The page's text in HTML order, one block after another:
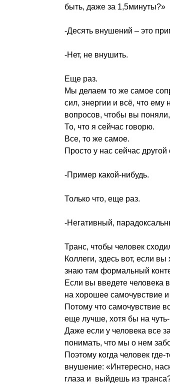
быть, даже за 1,5минуты?»
-Десять внушений – это
-Нет, не внушить.
Еще раз.
Мы делаем то же самое
сил, энергии и всё, что ему
вопросов, чтобы вы
То, что я сейчас говорю.
Все, то же самое.
Просто у нас сейчас
-Пример какой-нибудь.
Только что, еще раз.
-Негативный,
Транс, чтобы человек
Коллеги, здесь вот, если
знаю там формальный
Если вы введете человека
на хорошее самочувствие
Потому что самочувствие
еще лучше, хотя бы на чуть-
Даже если у человека все
понимать, что мы о нем
Поэтому когда человек
внушение: «Интересно,
глаза и выйдешь из